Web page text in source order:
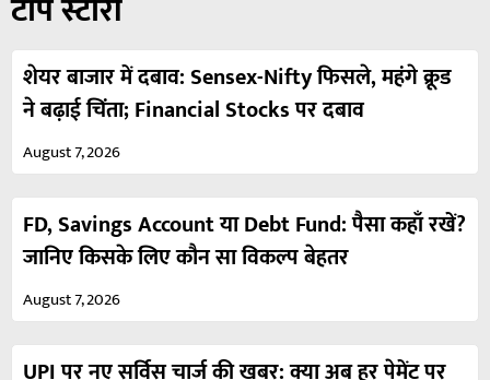
टॉप स्टोरी
शेयर बाजार में दबाव: Sensex-Nifty फिसले, महंगे क्रूड
ने बढ़ाई चिंता; Financial Stocks पर दबाव
August 7, 2026
FD, Savings Account या Debt Fund: पैसा कहाँ रखें?
जानिए किसके लिए कौन सा विकल्प बेहतर
August 7, 2026